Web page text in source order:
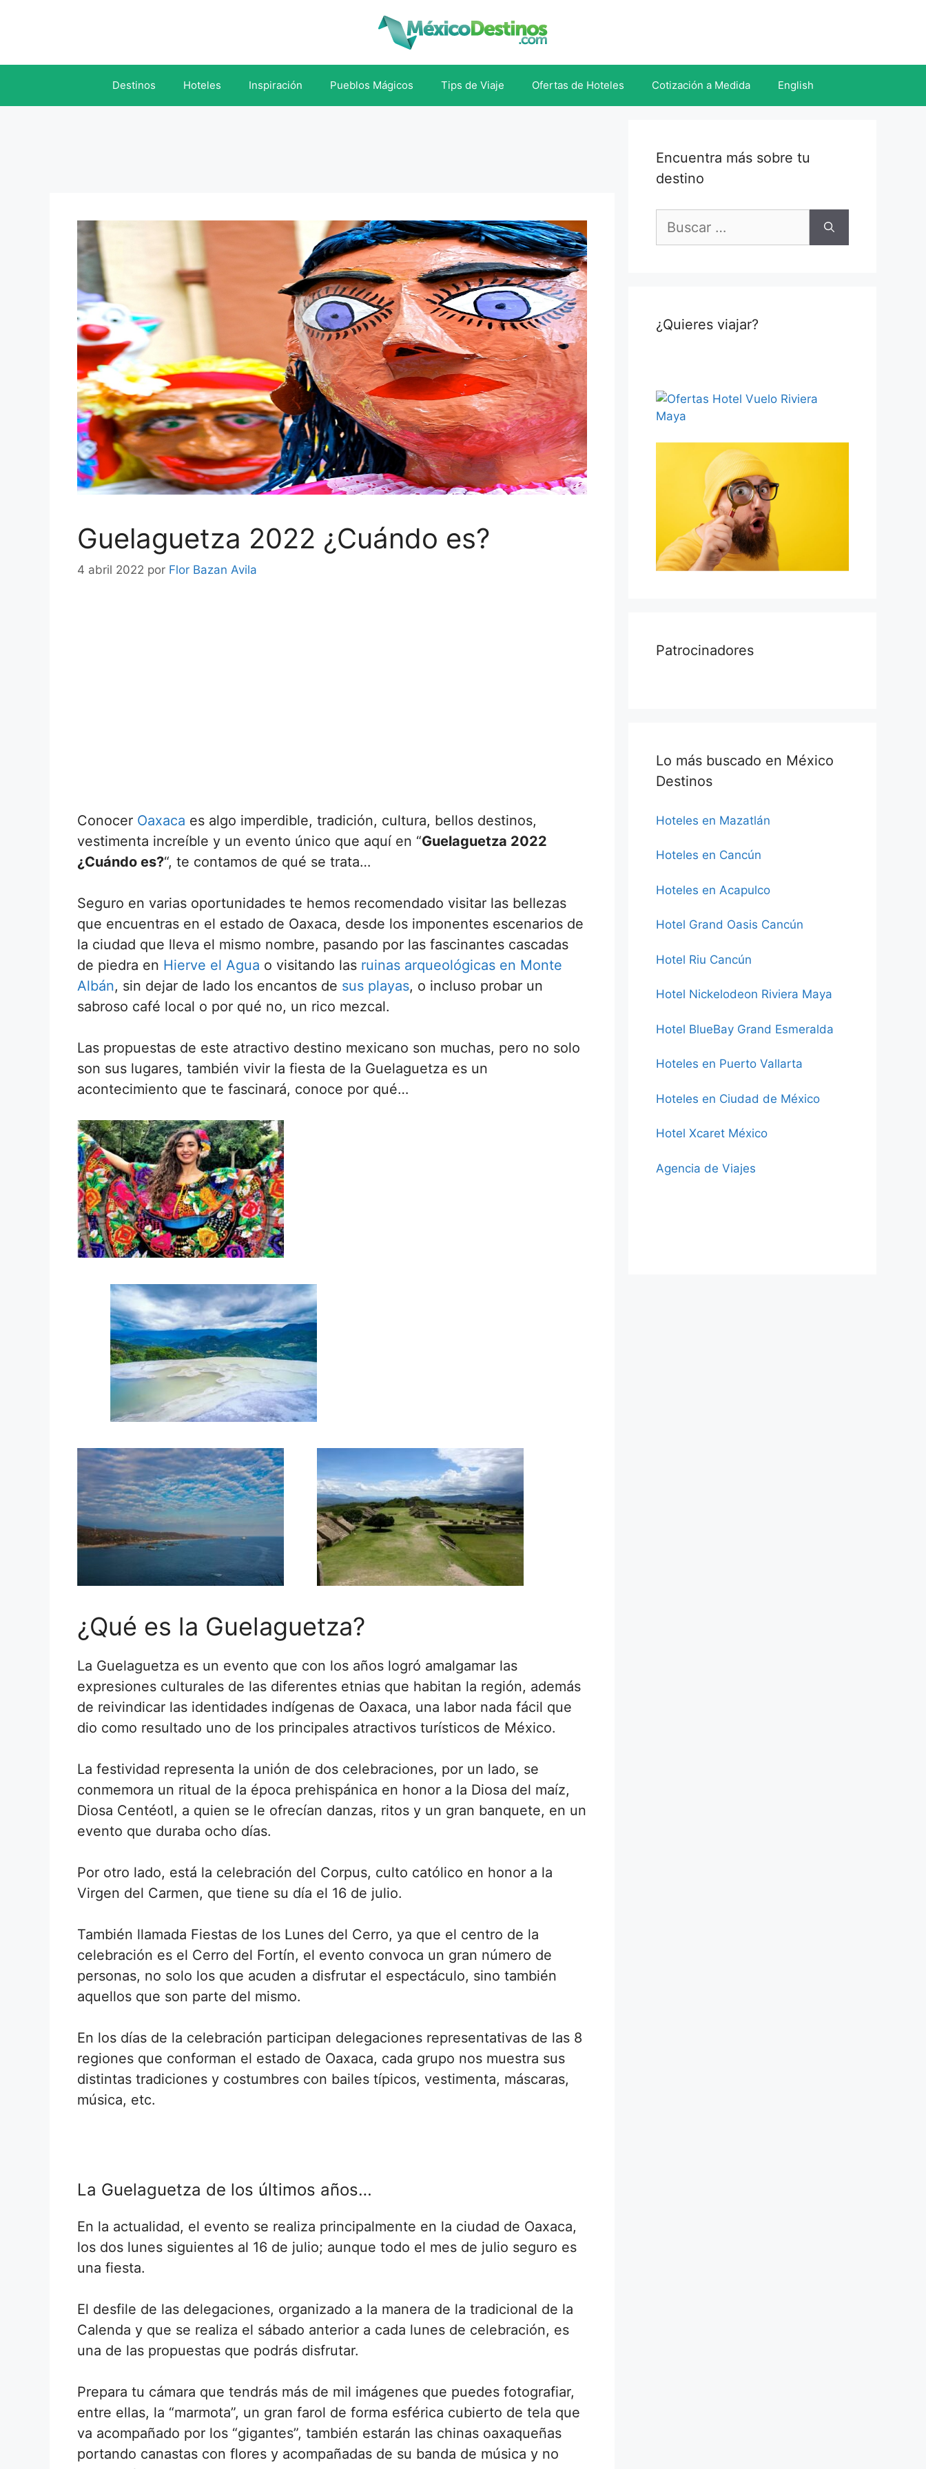
Destinos Hoteles Inspiración Pueblos Mágicos Tips de Viaje Ofertas de Hoteles Cotización a Medida English
Guelaguetza 2022 ¿Cuándo es?
4 abril 2022 por Flor Bazan Avila
Conocer Oaxaca es algo imperdible, tradición, cultura, bellos destinos,
vestimenta increíble y un evento único que aquí en “Guelaguetza 2022
¿Cuándo es?“, te contamos de qué se trata…
Seguro en varias oportunidades te hemos recomendado visitar las bellezas
que encuentras en el estado de Oaxaca, desde los imponentes escenarios de
la ciudad que lleva el mismo nombre, pasando por las fascinantes cascadas
de piedra en Hierve el Agua o visitando las ruinas arqueológicas en Monte
Albán, sin dejar de lado los encantos de sus playas, o incluso probar un
sabroso café local o por qué no, un rico mezcal.
Las propuestas de este atractivo destino mexicano son muchas, pero no solo
son sus lugares, también vivir la fiesta de la Guelaguetza es un
acontecimiento que te fascinará, conoce por qué…
¿Qué es la Guelaguetza?
La Guelaguetza es un evento que con los años logró amalgamar las
expresiones culturales de las diferentes etnias que habitan la región, además
de reivindicar las identidades indígenas de Oaxaca, una labor nada fácil que
dio como resultado uno de los principales atractivos turísticos de México.
La festividad representa la unión de dos celebraciones, por un lado, se
conmemora un ritual de la época prehispánica en honor a la Diosa del maíz,
Diosa Centéotl, a quien se le ofrecían danzas, ritos y un gran banquete, en un
evento que duraba ocho días.
Por otro lado, está la celebración del Corpus, culto católico en honor a la
Virgen del Carmen, que tiene su día el 16 de julio.
También llamada Fiestas de los Lunes del Cerro, ya que el centro de la
celebración es el Cerro del Fortín, el evento convoca un gran número de
personas, no solo los que acuden a disfrutar el espectáculo, sino también
aquellos que son parte del mismo.
En los días de la celebración participan delegaciones representativas de las 8
regiones que conforman el estado de Oaxaca, cada grupo nos muestra sus
distintas tradiciones y costumbres con bailes típicos, vestimenta, máscaras,
música, etc.
La Guelaguetza de los últimos años…
En la actualidad, el evento se realiza principalmente en la ciudad de Oaxaca,
los dos lunes siguientes al 16 de julio; aunque todo el mes de julio seguro es
una fiesta.
El desfile de las delegaciones, organizado a la manera de la tradicional de la
Calenda y que se realiza el sábado anterior a cada lunes de celebración, es
una de las propuestas que podrás disfrutar.
Prepara tu cámara que tendrás más de mil imágenes que puedes fotografiar,
entre ellas, la “marmota”, un gran farol de forma esférica cubierto de tela que
va acompañado por los “gigantes”, también estarán las chinas oaxaqueñas
portando canastas con flores y acompañadas de su banda de música y no
Encuentra más sobre tu
destino
¿Quieres viajar?
Patrocinadores
Lo más buscado en México
Destinos
Hoteles en Mazatlán
Hoteles en Cancún
Hoteles en Acapulco
Hotel Grand Oasis Cancún
Hotel Riu Cancún
Hotel Nickelodeon Riviera Maya
Hotel BlueBay Grand Esmeralda
Hoteles en Puerto Vallarta
Hoteles en Ciudad de México
Hotel Xcaret México
Agencia de Viajes